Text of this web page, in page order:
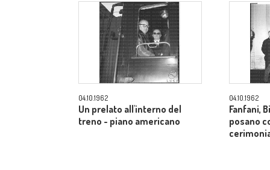
04.10.1962
Un prelato all'interno del
treno - piano americano
04.10.1962
Fanfani,
posano